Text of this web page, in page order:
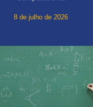
8 de julho de 2026